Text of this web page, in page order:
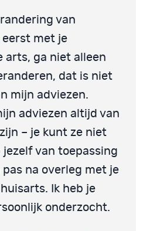
van
met je
arts, ga niet alleen
dat is niet
mijn adviezen.
adviezen altijd van
– je kunt ze niet
jezelf van toepassing
na overleg met je
Ik heb je
onderzocht.